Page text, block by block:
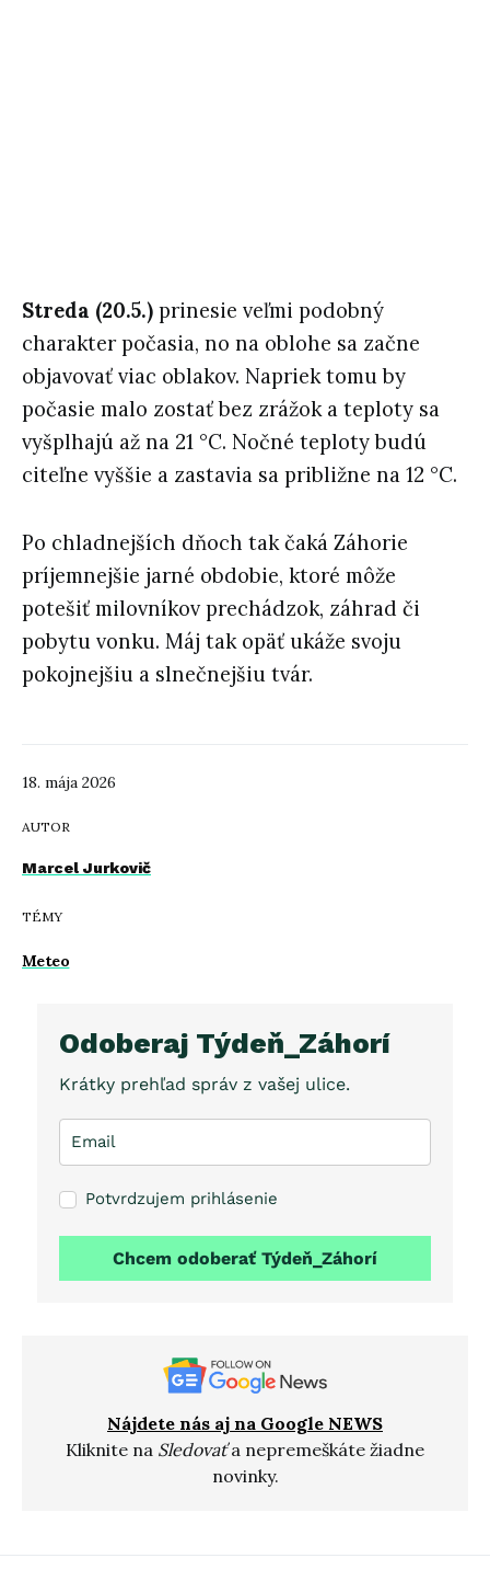
18. mája 2026
AUTOR
Marcel Jurkovič
TÉMY
Meteo
Streda (20.5.) prinesie veľmi podobný
charakter počasia, no na oblohe sa začne
objavovať viac oblakov. Napriek tomu by
počasie malo zostať bez zrážok a teploty sa
vyšplhajú až na 21 °C. Nočné teploty budú
citeľne vyššie a zastavia sa približne na 12 °C.
Po chladnejších dňoch tak čaká Záhorie
príjemnejšie jarné obdobie, ktoré môže
potešiť milovníkov prechádzok, záhrad či
pobytu vonku. Máj tak opäť ukáže svoju
pokojnejšiu a slnečnejšiu tvár.
Odoberaj Týdeň_Záhorí
Krátky prehľad správ z vašej ulice.
Potvrdzujem prihlásenie
Chcem odoberať Týdeň_Záhorí
Nájdete nás aj na Google NEWS
Kliknite na Sledovaťa nepremeškáte žiadne
novinky.